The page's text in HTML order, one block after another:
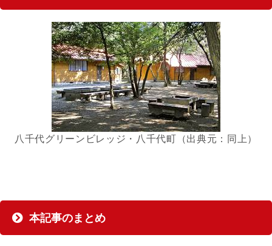
八千代グリーンビレッジ・八千代町（出典元：同上）
本記事のまとめ